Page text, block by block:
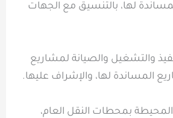
لها، بالتنسيق مع الجهات
والتشغيل والصيانة لمشاريع
المساندة لها، والإشراف عليها.
بمحطات النقل العام،